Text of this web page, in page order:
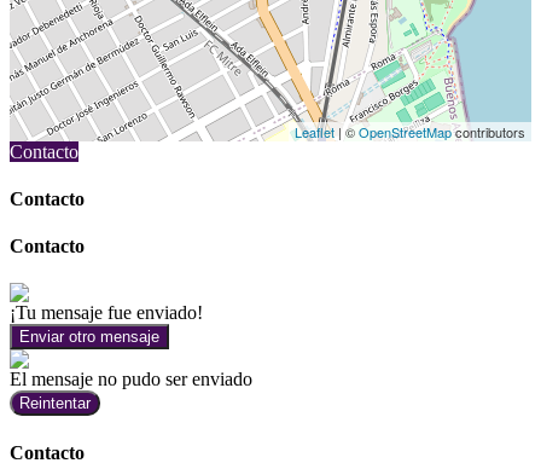
Leaflet | ©OpenStreetMapcontributors
Contacto
Contacto
Contacto
¡Tu mensaje fue enviado!
Enviar otro mensaje
El mensaje no pudo ser enviado
Reintentar
Contacto